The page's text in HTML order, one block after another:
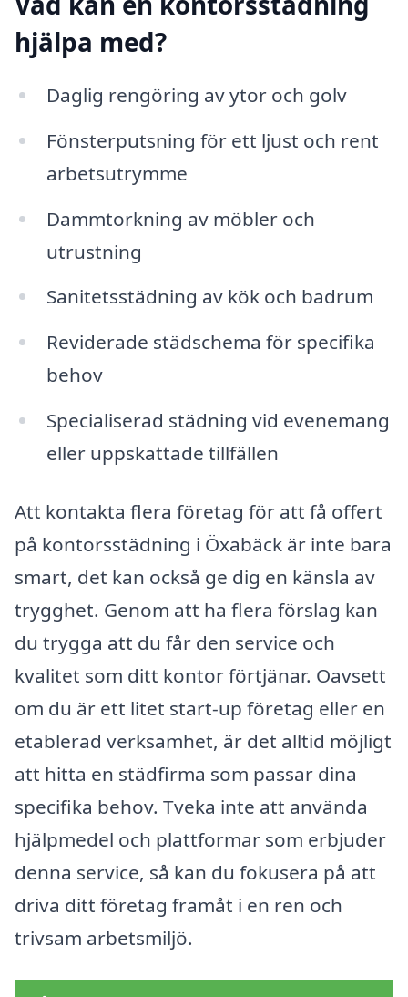
hjälpa med?
Daglig rengöring av ytor och golv
Fönsterputsning för ett ljust och rent
arbetsutrymme
Dammtorkning av möbler och
utrustning
Sanitetsstädning av kök och badrum
Reviderade städschema för specifika
behov
Specialiserad städning vid evenemang
eller uppskattade tillfällen
Att kontakta flera företag för att få offert
på kontorsstädning i Öxabäck är inte bara
smart, det kan också ge dig en känsla av
trygghet. Genom att ha flera förslag kan
du trygga att du får den service och
kvalitet som ditt kontor förtjänar. Oavsett
om du är ett litet start-up företag eller en
etablerad verksamhet, är det alltid möjligt
att hitta en städfirma som passar dina
specifika behov. Tveka inte att använda
hjälpmedel och plattformar som erbjuder
denna service, så kan du fokusera på att
driva ditt företag framåt i en ren och
trivsam arbetsmiljö.